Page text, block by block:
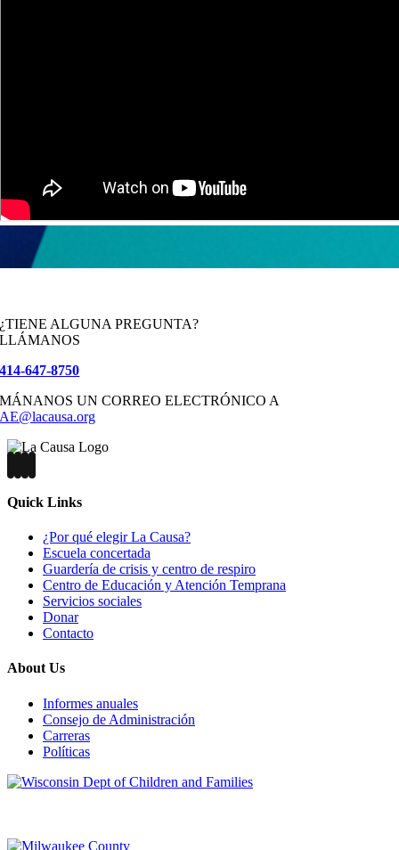
¿TIENE ALGUNA PREGUNTA?
LLÁMANOS
414-647-8750
MÁNANOS UN CORREO ELECTRÓNICO A
AE@lacausa.org
Quick Links
¿Por qué elegir La Causa?
Escuela concertada
Guardería de crisis y centro de respiro
Centro de Educación y Atención Temprana
Servicios sociales
Donar
Contacto
About Us
Informes anuales
Consejo de Administración
Carreras
Políticas